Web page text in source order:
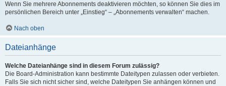
Wenn Sie mehrere Abonnements deaktivieren möchten, so können Sie dies im
persönlichen Bereich unter „Einstieg“ – „Abonnements verwalten“ machen.
Nach oben
Dateianhänge
Welche Dateianhänge sind in diesem Forum zulässig?
Die Board-Administration kann bestimmte Dateitypen zulassen oder verbieten.
Falls Sie sich nicht sicher sind, welche Dateitypen Sie anhängen können und